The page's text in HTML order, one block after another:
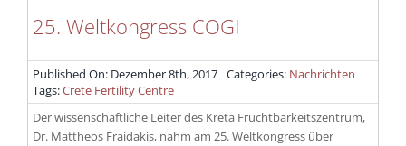
25. Weltkongress COGI
Published On: Dezember 8th, 2017 Categories: Nachrichten
Tags:Crete Fertility Centre
Der wissenschaftliche Leiter des Kreta Fruchtbarkeitszentrum,
Dr. Mattheos Fraidakis, nahm am 25. Weltkongress über